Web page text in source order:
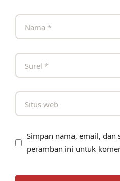
Simpan nama, email, dan
peramban ini untuk